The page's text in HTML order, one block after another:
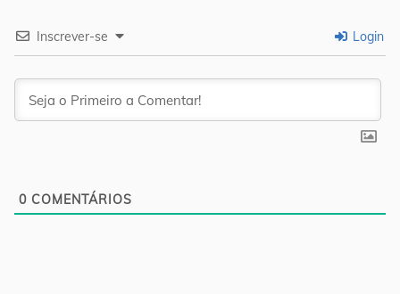
Inscrever-se Login
0 COMENTÁRIOS